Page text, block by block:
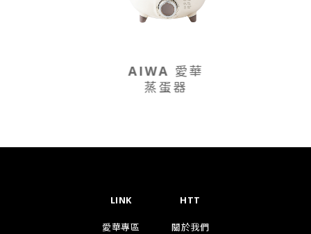
AIWA 愛華
蒸蛋器
LINK
愛華專區
HTT
關於我們